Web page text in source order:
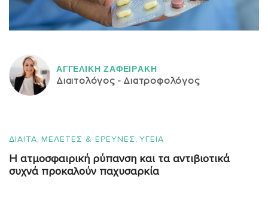
ΑΓΓΕΛΙΚH ΖΑΦΕΙΡAΚΗ
Διαιτολόγος - Διατροφολόγος
ΔΙΑΙΤΑ, ΜΕΛΕΤΕΣ & ΕΡΕΥΝΕΣ, ΥΓΕΙΑ
Η ατμοσφαιρική ρύπανση και τα αντιβιοτικά
συχνά προκαλούν παχυσαρκία